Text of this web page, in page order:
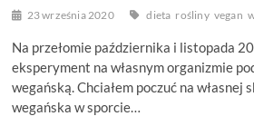
23 września 2020 dieta rośliny vegan
Na przełomie października i listopada
eksperyment na własnym organizmie
wegańską. Chciałem poczuć na własnej
wegańska w sporcie…